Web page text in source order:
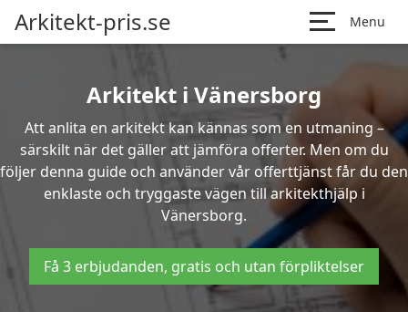
Arkitekt-pris.se Menu
Arkitekt i Vänersborg
Att anlita en arkitekt kan kännas som en utmaning –
särskilt när det gäller att jämföra offerter. Men om du
följer denna guide och använder vår offerttjänst får du den
enklaste och tryggaste vägen till arkitekthjälp i
Vänersborg.
Få 3 erbjudanden, gratis och utan förpliktelser